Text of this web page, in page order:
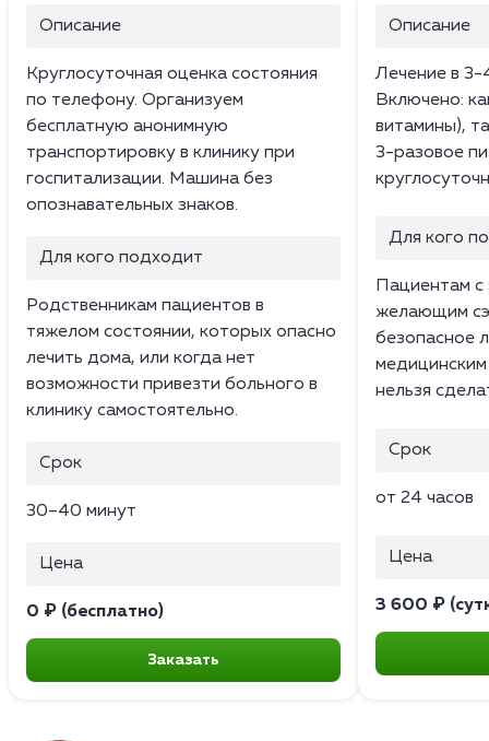
Описание
Круглосуточная оценка состояния
по телефону. Организуем
бесплатную анонимную
транспортировку в клинику при
госпитализации. Машина без
опознавательных знаков.
Для кого подходит
Родственникам пациентов в
тяжелом состоянии, которых опасно
лечить дома, или когда нет
возможности привезти больного в
клинику самостоятельно.
Срок
30–40 минут
Цена
0 ₽ (бесплатно)
Заказать
Описание
Лечение в 3-
Включено:
витамины),
3-разовое
Для кого
Пациентам
желающим
безопасное
нельзя
Срок
от 24 часов
Цена
3 600 ₽